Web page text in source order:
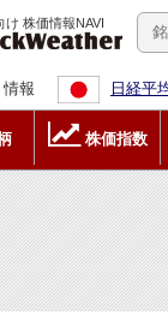
け 株価情報NAVI
報 日経平
株価指数